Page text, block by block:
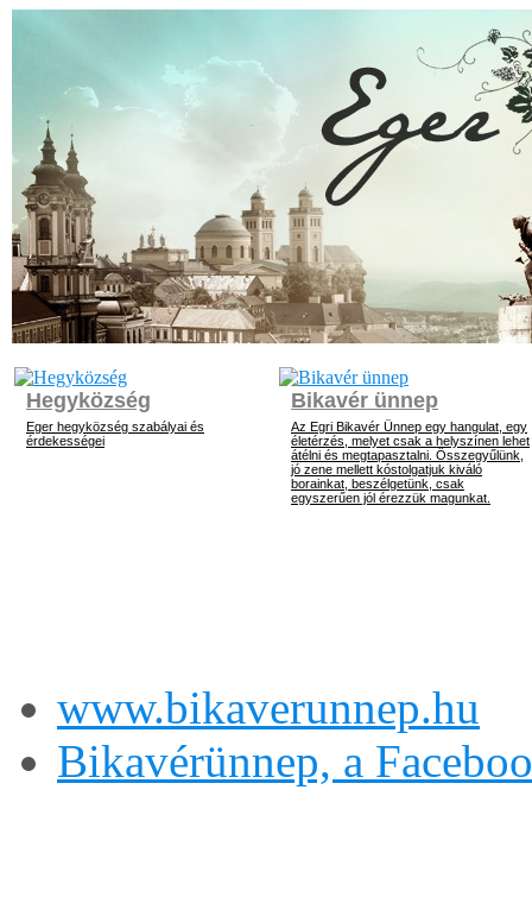
Hegyközség
Eger hegyközség szabályai és
érdekességei
Bikavér ünnep
Az Egri Bikavér Ünnep egy hangulat, egy
életérzés, melyet csak a helyszínen lehet
átélni és megtapasztalni. Összegyűlünk,
jó zene mellett kóstolgatjuk kiváló
borainkat, beszélgetünk, csak
egyszerűen jól érezzük magunkat.
www.bikaverunnep.hu
Bikavérünnep, a